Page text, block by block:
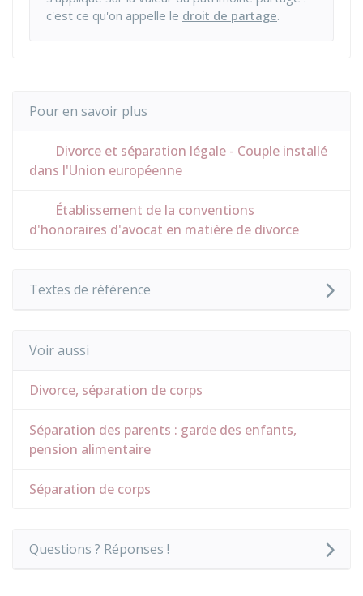
c'est ce qu'on appelle le droit de partage.
Pour en savoir plus
Divorce et séparation légale - Couple installé
dans l'Union européenne
Établissement de la conventions
d'honoraires d'avocat en matière de divorce
Textes de référence
Voir aussi
Divorce, séparation de corps
Séparation des parents : garde des enfants,
pension alimentaire
Séparation de corps
Questions ? Réponses !